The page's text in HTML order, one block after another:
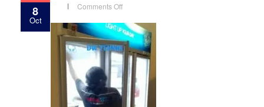
8
Oct
Comments Offon